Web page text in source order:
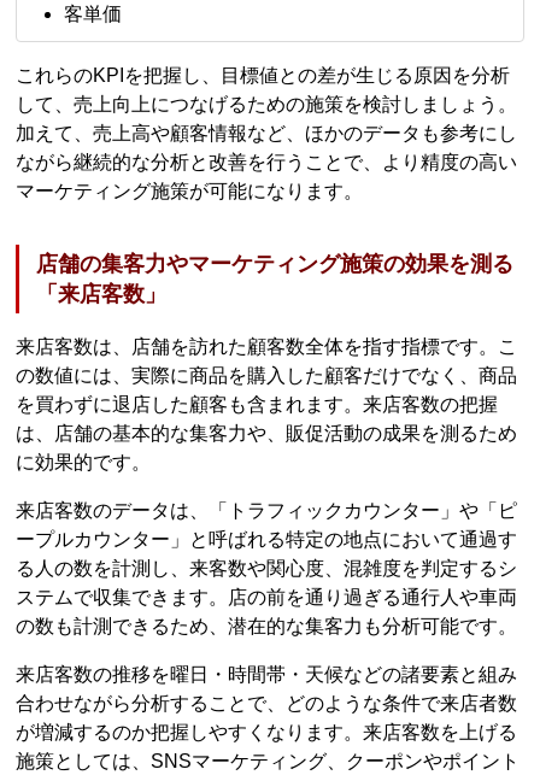
客単価
これらのKPIを把握し、目標値との差が生じる原因を分析
して、売上向上につなげるための施策を検討しましょう。
加えて、売上高や顧客情報など、ほかのデータも参考にし
ながら継続的な分析と改善を行うことで、より精度の高い
マーケティング施策が可能になります。
店舗の集客力やマーケティング施策の効果を測る
「来店客数」
来店客数は、店舗を訪れた顧客数全体を指す指標です。こ
の数値には、実際に商品を購入した顧客だけでなく、商品
を買わずに退店した顧客も含まれます。来店客数の把握
は、店舗の基本的な集客力や、販促活動の成果を測るため
に効果的です。
来店客数のデータは、「トラフィックカウンター」や「ピ
ープルカウンター」と呼ばれる特定の地点において通過す
る人の数を計測し、来客数や関心度、混雑度を判定するシ
ステムで収集できます。店の前を通り過ぎる通行人や車両
の数も計測できるため、潜在的な集客力も分析可能です。
来店客数の推移を曜日・時間帯・天候などの諸要素と組み
合わせながら分析することで、どのような条件で来店者数
が増減するのか把握しやすくなります。来店客数を上げる
施策としては、SNSマーケティング、クーポンやポイント